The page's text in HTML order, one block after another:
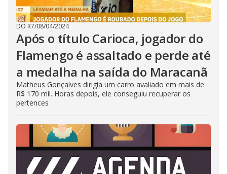
DO R7/08/04/2024
Após o título Carioca, jogador do
Flamengo é assaltado e perde até
a medalha na saída do Maracanã
Matheus Gonçalves dirigia um carro avaliado em mais de
R$ 170 mil. Horas depois, ele conseguiu recuperar os
pertences